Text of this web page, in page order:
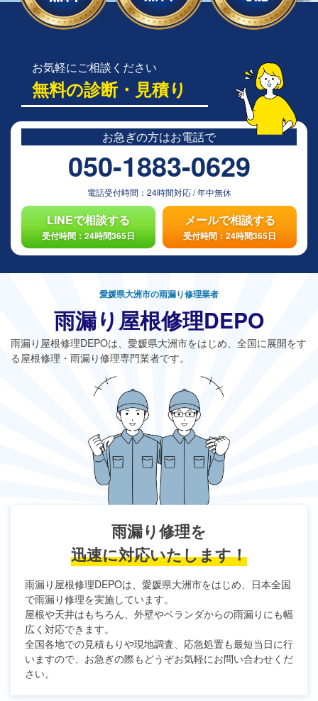
お気軽にご相談ください
無料の診断・見積り
お急ぎの方はお電話で
050-1883-0629
電話受付時間： 24時間対応/年中無休
LINEで相談する
受付時間：24時間365日
メールで相談する
受付時間：24時間365日
愛媛県大洲市の雨漏り修理業者
雨漏り屋根修理DEPO
雨漏り屋根修理DEPOは、愛媛県大洲市をはじめ、全国に展開をす
る屋根修理・雨漏り修理専門業者です。
雨漏り修理を
迅速に対応いたします！
雨漏り屋根修理DEPOは、愛媛県大洲市をはじめ、日本全国
で雨漏り修理を実施しています。
屋根や天井はもちろん、外壁やベランダからの雨漏りにも幅
広く対応できます。
全国各地での見積もりや現地調査、応急処置も最短当日に行
いますので、お急ぎの際もどうぞお気軽にお問い合わせくだ
さい。